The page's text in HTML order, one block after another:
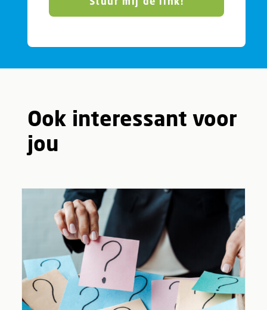
Ook interessant voor
jou